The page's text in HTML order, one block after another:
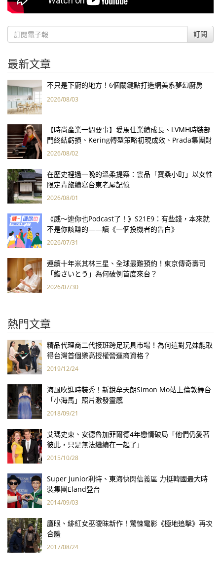
訂閱
最新文章
不只是下廚的地方！6個關鍵點打造網美系夢幻廚房
2026/08/03
【時尚產業一週要事】愛馬仕業績成長、LVMH時裝部
門終結虧損、Kering轉型策略初現成效、Prada集團財
報亮眼
2026/08/02
在歷史裡過一晚的溫柔提案：雲品「寶桑小町」以女性
限定青旅續寫台東老屋記憶
2026/08/01
《威～連你也Podcast了！》S21E9：有些錢，本來就
不是你該賺的——讀《一個投機者的告白》
2026/07/31
連續十年米其林三星、全球最難預約！東京傳奇壽司
「鮨さいとう」為何破例首度來台？
2026/07/30
熱門文章
精品代理商二代接班跨足玩具市場！為何這對兄妹能取
得台灣首個樂高授權營運商資格？
2019/12/24
海風吹進時裝秀！新銳牟天朗Simon Mo站上倫敦舞台
「小海馬」照片激發靈感
2018/09/21
艾瑪史東、安德魯加菲爾德4年戀情破局「他們仍愛著
彼此，只是無法繼續在一起了」
2015/10/28
Super Junior利特、東海快閃信義區 力挺韓國最大時
裝集團Eland登台
2014/09/03
鷹眼、緋紅女巫曖昧新作！驚悚電影《極地追擊》再次
合體
2017/08/24